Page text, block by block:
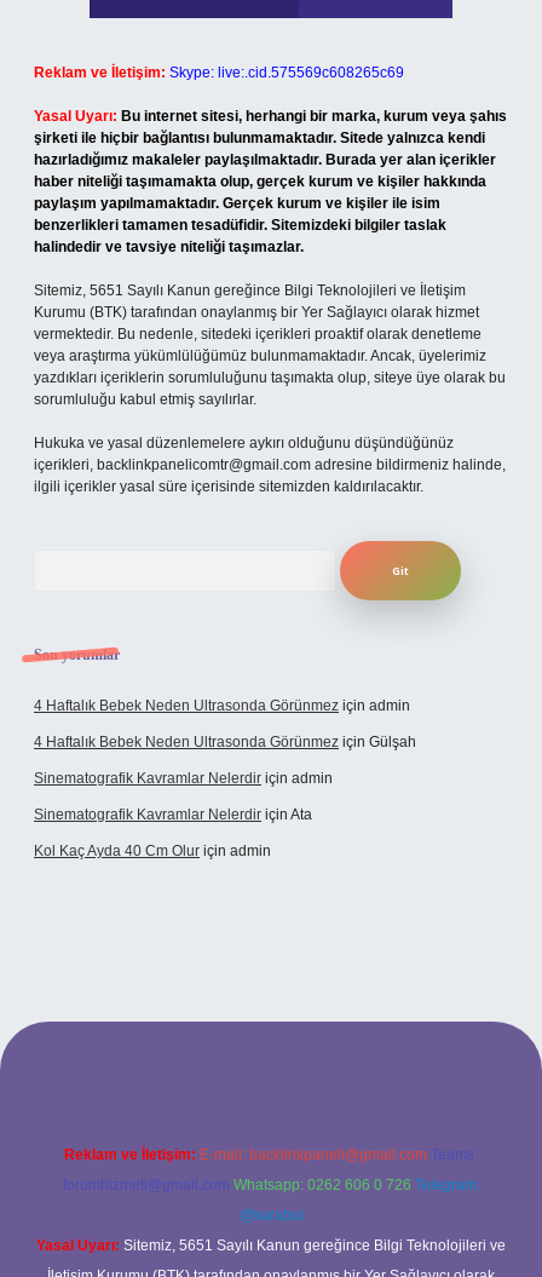
Reklam ve İletişim: Skype: live:.cid.575569c608265c69
Yasal Uyarı: Bu internet sitesi, herhangi bir marka, kurum veya şahıs
şirketi ile hiçbir bağlantısı bulunmamaktadır. Sitede yalnızca kendi
hazırladığımız makaleler paylaşılmaktadır. Burada yer alan içerikler
haber niteliği taşımamakta olup, gerçek kurum ve kişiler hakkında
paylaşım yapılmamaktadır. Gerçek kurum ve kişiler ile isim
benzerlikleri tamamen tesadüfidir. Sitemizdeki bilgiler taslak
halindedir ve tavsiye niteliği taşımazlar.
Sitemiz, 5651 Sayılı Kanun gereğince Bilgi Teknolojileri ve İletişim
Kurumu (BTK) tarafından onaylanmış bir Yer Sağlayıcı olarak hizmet
vermektedir. Bu nedenle, sitedeki içerikleri proaktif olarak denetleme
veya araştırma yükümlülüğümüz bulunmamaktadır. Ancak, üyelerimiz
yazdıkları içeriklerin sorumluluğunu taşımakta olup, siteye üye olarak bu
sorumluluğu kabul etmiş sayılırlar.
Hukuka ve yasal düzenlemelere aykırı olduğunu düşündüğünüz
içerikleri, backlinkpanelicomtr@gmail.com adresine bildirmeniz halinde,
ilgili içerikler yasal süre içerisinde sitemizden kaldırılacaktır.
Son yorumlar
4 Haftalık Bebek Neden Ultrasonda Görünmez için admin
4 Haftalık Bebek Neden Ultrasonda Görünmez için Gülşah
Sinematografik Kavramlar Nelerdir için admin
Sinematografik Kavramlar Nelerdir için Ata
Kol Kaç Ayda 40 Cm Olur için admin
Reklam ve İletişim: E-mail: backlinkpaneli@gmail.com Teams:
forumhizmeti@gmail.com Whatsapp: 0262 606 0 726 Telegram:
@karabul
Yasal Uyarı: Sitemiz, 5651 Sayılı Kanun gereğince Bilgi Teknolojileri ve